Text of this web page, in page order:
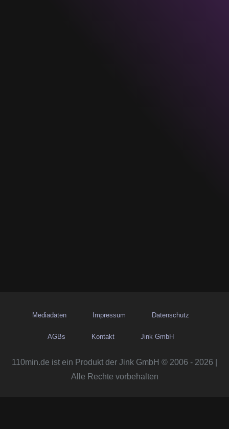
Mediadaten Impressum Datenschutz
AGBs Kontakt Jink GmbH
110min.de ist ein Produkt der Jink GmbH © 2006 - 2026 |
Alle Rechte vorbehalten